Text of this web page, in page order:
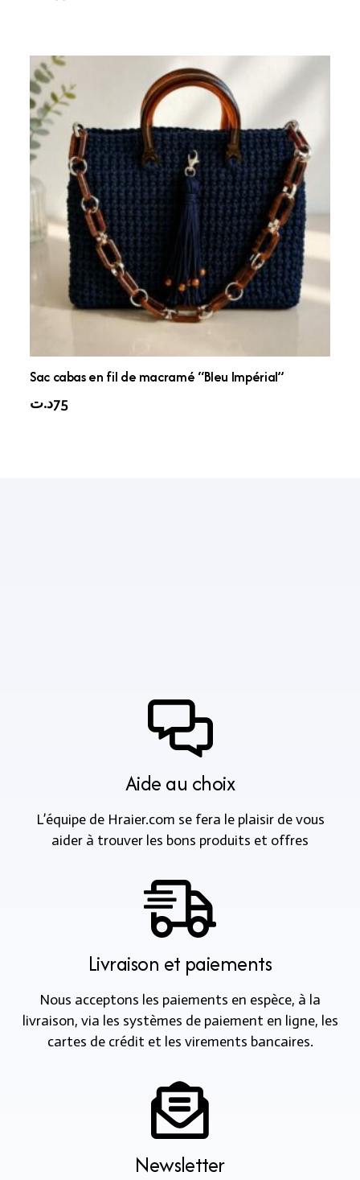
Sac cabas en fil de macramé “Bleu Impérial”
75د.ت
Aide au choix
L’équipe de Hraier.com se fera le plaisir de vous
aider à trouver les bons produits et offres
Livraison et paiements
Nous acceptons les paiements en espèce, à la
livraison, via les systèmes de paiement en ligne, les
cartes de crédit et les virements bancaires.
Newsletter